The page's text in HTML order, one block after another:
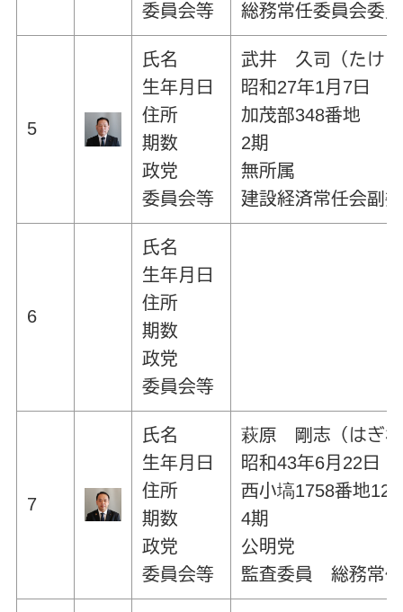
委員会等
総務常任委員会委
5
氏名
生年月日
住所
期数
政党
委員会等
武井 久司（たけ
昭和27年1月7日
加茂部348番地
2期
無所属
建設経済常任会副
6
氏名
生年月日
住所
期数
政党
委員会等
7
氏名
生年月日
住所
期数
政党
委員会等
萩原 剛志（はぎ
昭和43年6月22日
西小塙1758番地12
4期
公明党
監査委員 総務常